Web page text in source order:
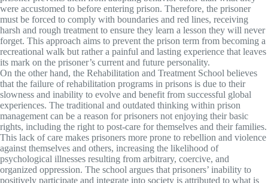
were accustomed to before entering prison. Therefore, the prisoner
must be forced to comply with boundaries and red lines, receiving
harsh and rough treatment to ensure they learn a lesson they will never
forget. This approach aims to prevent the prison term from becoming a
recreational walk but rather a painful and lasting experience that leaves
its mark on the prisoner’s current and future personality.
On the other hand, the Rehabilitation and Treatment School believes
that the failure of rehabilitation programs in prisons is due to their
slowness and inability to evolve and benefit from successful global
experiences. The traditional and outdated thinking within prison
management can be a reason for prisoners not enjoying their basic
rights, including the right to post-care for themselves and their families.
This lack of care makes prisoners more prone to rebellion and violence
against themselves and others, increasing the likelihood of
psychological illnesses resulting from arbitrary, coercive, and
organized oppression. The school argues that prisoners’ inability to
positively participate and integrate into society is attributed to what is